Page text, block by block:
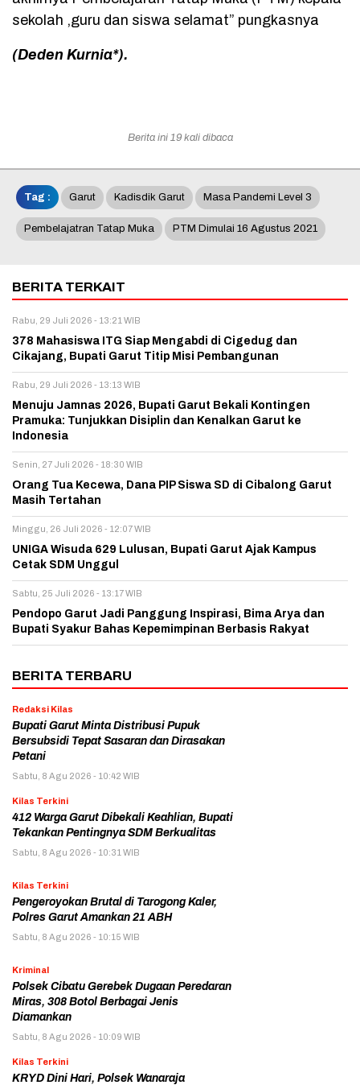
sekolah ,guru dan siswa selamat” pungkasnya
(Deden Kurnia*).
Berita ini 19 kali dibaca
Tag : Garut Kadisdik Garut Masa Pandemi Level 3
Pembelajatran Tatap Muka PTM Dimulai 16 Agustus 2021
BERITA TERKAIT
Rabu, 29 Juli 2026 - 13:21 WIB
378 Mahasiswa ITG Siap Mengabdi di Cigedug dan
Cikajang, Bupati Garut Titip Misi Pembangunan
Rabu, 29 Juli 2026 - 13:13 WIB
Menuju Jamnas 2026, Bupati Garut Bekali Kontingen
Pramuka: Tunjukkan Disiplin dan Kenalkan Garut ke
Indonesia
Senin, 27 Juli 2026 - 18:30 WIB
Orang Tua Kecewa, Dana PIP Siswa SD di Cibalong Garut
Masih Tertahan
Minggu, 26 Juli 2026 - 12:07 WIB
UNIGA Wisuda 629 Lulusan, Bupati Garut Ajak Kampus
Cetak SDM Unggul
Sabtu, 25 Juli 2026 - 13:17 WIB
Pendopo Garut Jadi Panggung Inspirasi, Bima Arya dan
Bupati Syakur Bahas Kepemimpinan Berbasis Rakyat
BERITA TERBARU
Redaksi Kilas
Bupati Garut Minta Distribusi Pupuk
Bersubsidi Tepat Sasaran dan Dirasakan
Petani
Sabtu, 8 Agu 2026 - 10:42 WIB
Kilas Terkini
412 Warga Garut Dibekali Keahlian, Bupati
Tekankan Pentingnya SDM Berkualitas
Sabtu, 8 Agu 2026 - 10:31 WIB
Kilas Terkini
Pengeroyokan Brutal di Tarogong Kaler,
Polres Garut Amankan 21 ABH
Sabtu, 8 Agu 2026 - 10:15 WIB
Kriminal
Polsek Cibatu Gerebek Dugaan Peredaran
Miras, 308 Botol Berbagai Jenis
Diamankan
Sabtu, 8 Agu 2026 - 10:09 WIB
Kilas Terkini
KRYD Dini Hari, Polsek Wanaraja